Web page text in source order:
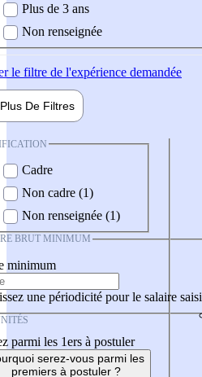
Plus de 3 ans
Non renseignée
le filtre de l'expérience demandée
Plus De Filtres
Cadre
Non cadre (1)
Non renseignée (1)
BRUT MINIMUM
minimum
une périodicité pour le salaire saisi
parmi les 1ers à postuler
serez-vous parmi les
premiers à postuler ?